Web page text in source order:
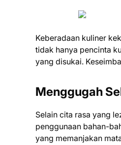
Keberadaan kuliner
tidak hanya pencinta
yang disukai.
Menggugah
Selain cita rasa yang
penggunaan bahan-
yang memanjakan